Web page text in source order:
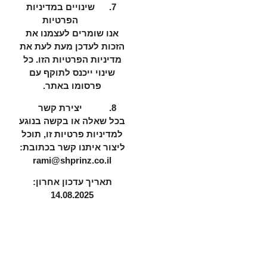
שינויים במדיניות
הפרטיות
אנו שומרים לעצמנו את
הזכות לעדכן מעת לעת את
מדיניות הפרטיות הזו. כל
שינוי ייכנס לתוקף עם
פרסומו באתר.
יצירת קשר
בכל שאלה או בקשה בנוגע
למדיניות פרטיות זו, תוכל
ליצור איתנו קשר בכתובת:
rami@shprinz.co.il
תאריך עדכון אחרון:
14.08.2025